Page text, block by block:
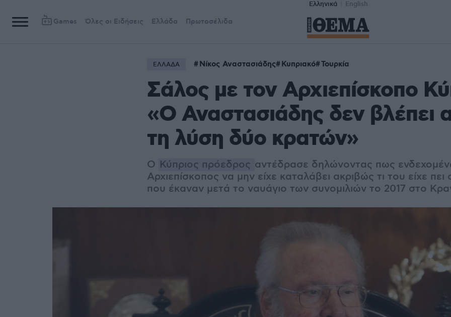
Ελληνικά English
Games Όλες οι Ειδήσεις Ελλάδα Πρωτοσέλιδα
ΕΛΛΑΔΑ Νίκος Αναστασιάδης Κυπριακό Τουρκία
Σάλος με τον Αρχιεπίσκοπο
«O Αναστασιάδης δεν βλέπει
τη λύση δύο κρατών»
Ο Κύπριος πρόεδρος αντέδρασε δηλώνοντας πως
Αρχιεπίσκοπος να μην είχε καταλάβει ακριβώς τι του είχε
που έκαναν μετά το ναυάγιο των συνομιλιών το 2017 στο